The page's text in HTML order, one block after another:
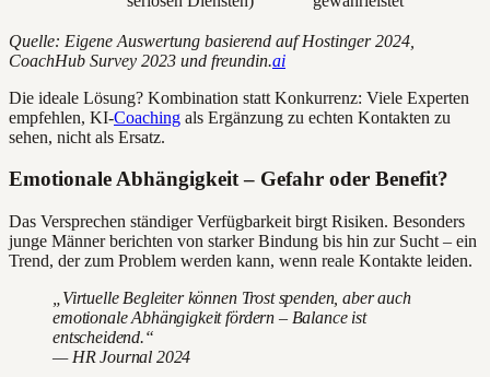
Quelle: Eigene Auswertung basierend auf Hostinger 2024,
CoachHub Survey 2023 und freundin.ai
Die ideale Lösung? Kombination statt Konkurrenz: Viele Experten
empfehlen, KI-Coaching als Ergänzung zu echten Kontakten zu
sehen, nicht als Ersatz.
Emotionale Abhängigkeit – Gefahr oder Benefit?
Das Versprechen ständiger Verfügbarkeit birgt Risiken. Besonders
junge Männer berichten von starker Bindung bis hin zur Sucht – ein
Trend, der zum Problem werden kann, wenn reale Kontakte leiden.
„Virtuelle Begleiter können Trost spenden, aber auch
emotionale Abhängigkeit fördern – Balance ist
entscheidend.“
— HR Journal 2024